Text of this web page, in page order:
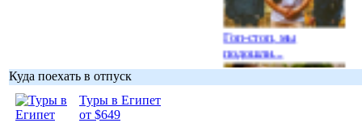
Гоп-стоп, мы
подошли...
Куда поехать в отпуск
Туры в Египет
от $649